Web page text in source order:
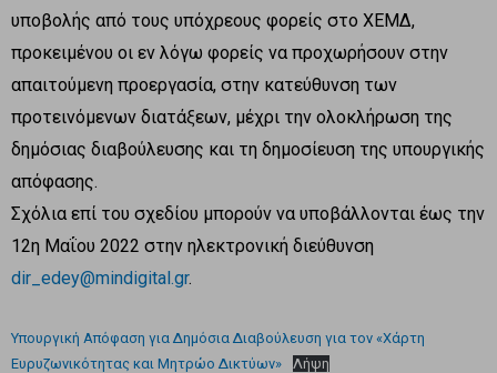
υποβολής από τους υπόχρεους φορείς στο ΧΕΜΔ,
προκειμένου οι εν λόγω φορείς να προχωρήσουν στην
απαιτούμενη προεργασία, στην κατεύθυνση των
προτεινόμενων διατάξεων, μέχρι την ολοκλήρωση της
δημόσιας διαβούλευσης και τη δημοσίευση της υπουργικής
απόφασης.
Σχόλια επί του σχεδίου μπορούν να υποβάλλονται έως την
12η Μαΐου 2022 στην ηλεκτρονική διεύθυνση
dir_edey@mindigital.gr.
Υπουργική Απόφαση για Δημόσια Διαβούλευση για τον «Χάρτη
Ευρυζωνικότητας και Μητρώο Δικτύων»
Λήψη